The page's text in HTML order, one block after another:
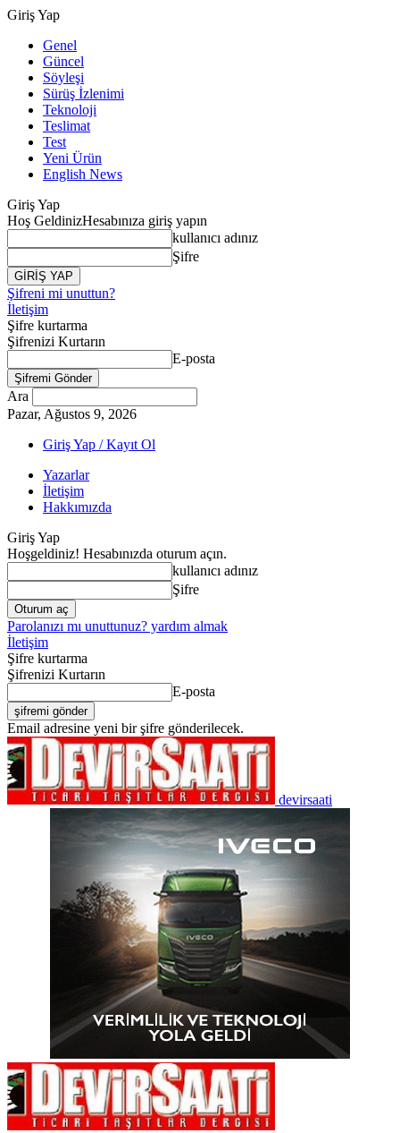
Giriş Yap
Genel
Güncel
Söyleşi
Sürüş İzlenimi
Teknoloji
Teslimat
Test
Yeni Ürün
English News
Giriş Yap
Hoş GeldinizHesabınıza giriş yapın
kullanıcı adınız
Şifre
Şifreni mi unuttun?
İletişim
Şifre kurtarma
Şifrenizi Kurtarın
E-posta
Ara
Pazar, Ağustos 9, 2026
Giriş Yap / Kayıt Ol
Yazarlar
İletişim
Hakkımızda
Giriş Yap
Hoşgeldiniz! Hesabınızda oturum açın.
kullanıcı adınız
Şifre
Parolanızı mı unuttunuz? yardım almak
İletişim
Şifre kurtarma
Şifrenizi Kurtarın
E-posta
Email adresine yeni bir şifre gönderilecek.
devirsaati